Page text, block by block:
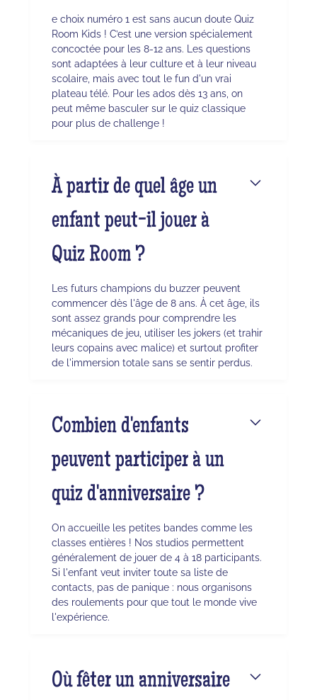
e choix numéro 1 est sans aucun doute Quiz
Room Kids ! C’est une version spécialement
concoctée pour les 8-12 ans. Les questions
sont adaptées à leur culture et à leur niveau
scolaire, mais avec tout le fun d'un vrai
plateau télé. Pour les ados dès 13 ans, on
peut même basculer sur le quiz classique
pour plus de challenge !
À partir de quel âge un
enfant peut-il jouer à
Quiz Room ?
Les futurs champions du buzzer peuvent
commencer dès l'âge de 8 ans. À cet âge, ils
sont assez grands pour comprendre les
mécaniques de jeu, utiliser les jokers (et trahir
leurs copains avec malice) et surtout profiter
de l'immersion totale sans se sentir perdus.
Combien d'enfants
peuvent participer à un
quiz d'anniversaire ?
On accueille les petites bandes comme les
classes entières ! Nos studios permettent
généralement de jouer de 4 à 18 participants.
Si l'enfant veut inviter toute sa liste de
contacts, pas de panique : nous organisons
des roulements pour que tout le monde vive
l'expérience.
Où fêter un anniversaire